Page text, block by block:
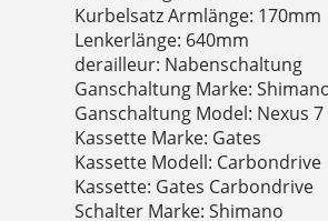
Kurbelsatz Armlänge: 170mm
Lenkerlänge: 640mm
derailleur: Nabenschaltung
Ganschaltung Marke:
Ganschaltung Model: Nexus 7
Kassette Marke: Gates
Kassette Modell: Carbondrive
Kassette: Gates Carbondrive
Schalter Marke: Shimano